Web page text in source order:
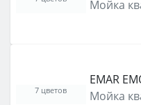
Мойка
EMAR
Мойка
7 цветов